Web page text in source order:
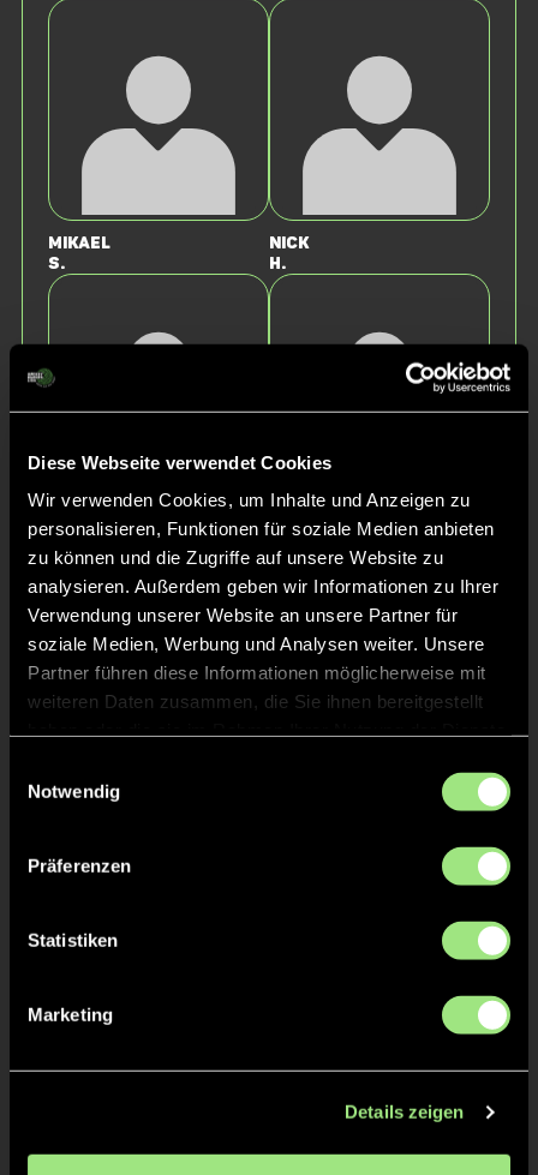
Diese Webseite verwendet Cookies
Wir verwenden Cookies, um Inhalte und Anzeigen zu
personalisieren, Funktionen für soziale Medien anbieten
zu können und die Zugriffe auf unsere Website zu
analysieren. Außerdem geben wir Informationen zu Ihrer
Verwendung unserer Website an unsere Partner für
soziale Medien, Werbung und Analysen weiter. Unsere
Partner führen diese Informationen möglicherweise mit
weiteren Daten zusammen, die Sie ihnen bereitgestellt
Notwendig
Präferenzen
Statistiken
Marketing
Details zeigen
Mikael
S.
Nick
H.
Jonathan
W.
Valentin
S.
Staff